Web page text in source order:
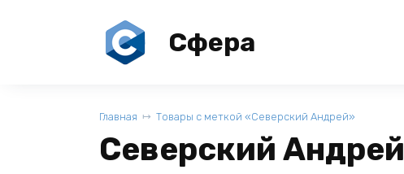
Сфера
Главная Товары с меткой «Северский Андрей»
Северский Андрей